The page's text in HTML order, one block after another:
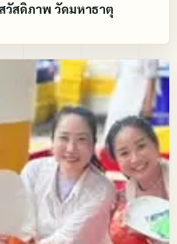
วัสดิภาพ วัดมหาธาตุ